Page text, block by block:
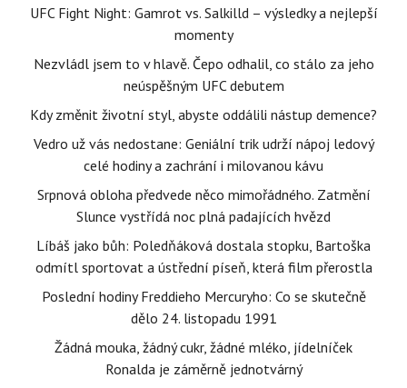
UFC Fight Night: Gamrot vs. Salkilld – výsledky a nejlepší
momenty
Nezvládl jsem to v hlavě. Čepo odhalil, co stálo za jeho
neúspěšným UFC debutem
Kdy změnit životní styl, abyste oddálili nástup demence?
Vedro už vás nedostane: Geniální trik udrží nápoj ledový
celé hodiny a zachrání i milovanou kávu
Srpnová obloha předvede něco mimořádného. Zatmění
Slunce vystřídá noc plná padajících hvězd
Líbáš jako bůh: Poledňáková dostala stopku, Bartoška
odmítl sportovat a ústřední píseň, která film přerostla
Poslední hodiny Freddieho Mercuryho: Co se skutečně
dělo 24. listopadu 1991
Žádná mouka, žádný cukr, žádné mléko, jídelníček
Ronalda je záměrně jednotvárný